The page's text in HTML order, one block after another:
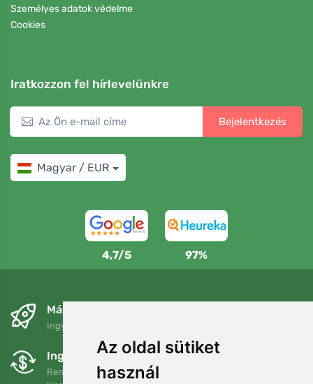
Az oldal sütiket
használ
Személyes adatok védelme
Cookies
Iratkozzon fel hírlevelünkre
Bejelentkezés
Magyar / EUR
4,7/5 97%
Másnapra és ingyenesen
Ingyenes szállítás a következő összeg felett: 80 EUR
Ingyenes csere és visszaküldés
Rendelését 90 napon belül bármikor visszaküldheti vagy